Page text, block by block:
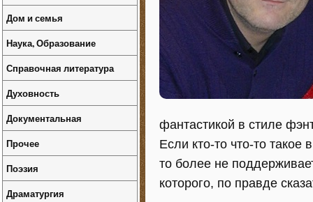
фантастикой в стиле
Если кто-то что-то такое
то более не
которого, по правде
Дом и семья
Наука, Образование
Справочная литература
Духовность
Документальная
Прочее
Поэзия
Драматургия